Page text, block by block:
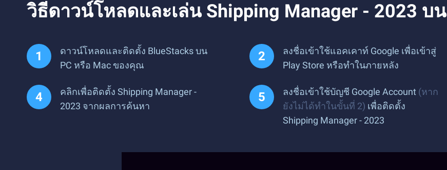
วิธีดาวน์โหลดและเล่น Shipping Manager - 2023 บ
ดาวน์โหลดและติดตั้ง BlueStacks บน
PC หรือ Mac ของคุณ
ลงชื่อเข้าใช้แอคเคาท์ Google เพื่อเข้าสู่
Play Store หรือทำในภายหลัง
คลิกเพื่อติดตั้ง Shipping Manager -
2023 จากผลการค้นหา
ลงชื่อเข้าใช้บัญชี Google Account (หาก
ยังไม่ได้ทำในขั้นที่ 2) เพื่อติดตั้ง
Shipping Manager - 2023